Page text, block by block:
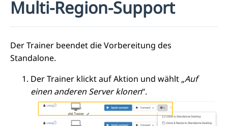
Multi-Region-Support
Der Trainer beendet die Vorbereitung des
Standalone.
Der Trainer klickt auf Aktion und wählt „Auf
einen anderen Server klonen“.